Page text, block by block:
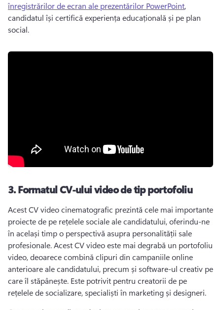
înregistrărilor de ecran ale prezentărilor PowerPoint,
candidatul își certifică experiența educațională și pe plan
social.
3. Formatul CV-ului video de tip portofoliu
Acest CV video cinematografic prezintă cele mai importante
proiecte de pe rețelele sociale ale candidatului, oferindu-ne
în același timp o perspectivă asupra personalității sale
profesionale. Acest CV video este mai degrabă un portofoliu
video, deoarece combină clipuri din campaniile online
anterioare ale candidatului, precum și software-ul creativ pe
care îl stăpânește. Este potrivit pentru creatorii de pe
rețelele de socializare, specialiști în marketing și designeri.